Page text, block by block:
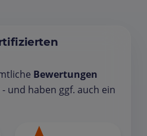
Bewertungen
und haben ggf. auch ein